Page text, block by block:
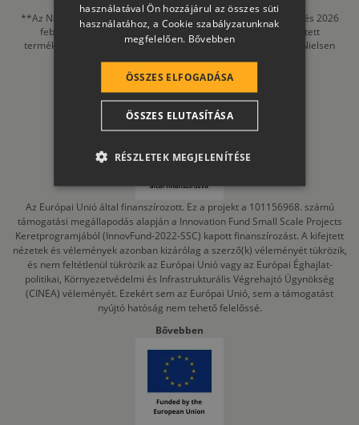
**Az NIQ GfK MI Sales Tracking adatai alapján a 2025. március és 2026
február között Magyarországon, négyzetméterben értékesített
termékmennyiséget tekintve, Panelmarket, Copyright © 2026, Nielsen
Consumer, LLC.Részletek
Az Európai Unió által finanszírozott. Ez a projekt a 101156968. számú
támogatási megállapodás alapján a Innovation Fund Small Scale Projects
Keretprogramjából (InnovFund-2022-SSC) kapott finanszírozást. A kifejtett
nézetek és vélemények azonban kizárólag a szerző(k) véleményét tükrözik,
és nem feltétlenül tükrözik az Európai Unió vagy az Európai Éghajlat-
politikai, Környezetvédelmi és Infrastrukturális Végrehajtó Ügynökség
(CINEA) véleményét. Ezekért sem az Európai Unió, sem a támogatást
nyújtó hatóság nem tehető felelőssé.
Bővebben
GERMAN
ROMANIAN
CROATIAN
SR
RO-HU
ITALIAN
használatával Ön hozzájárul az összes süti
használatához, a Cookie szabályzatunknak
megfelelően. Bővebben
ÖSSZES ELFOGADÁSA
ÖSSZES ELUTASÍTÁSA
RÉSZLETEK MEGJELENÍTÉSE